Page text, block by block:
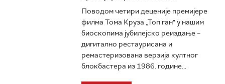
Поводом четири деценије премијере
филма Тома Круза „Топ ган" у нашим
биоскопима јубилејско реиздање –
дигитално рестаурисана и
ремастеризована верзија култног
блокбастера из 1986. године...